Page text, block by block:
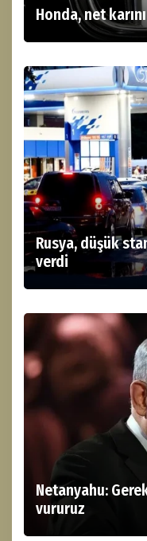
Honda, net
Rusya, düşük
verdi
Netanyahu:
vururuz